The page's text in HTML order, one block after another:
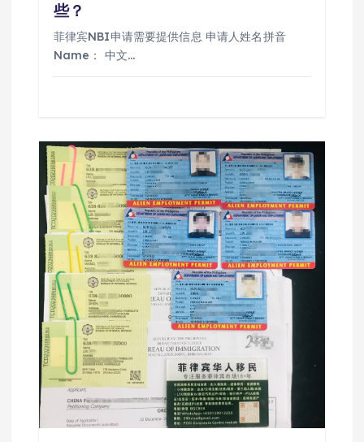
些？
菲律宾NBI申请需要提供信息 申请人姓名拼音
Name： 中文…